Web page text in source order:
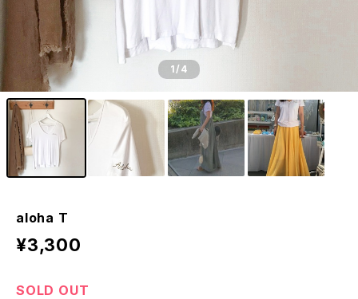
1/4
aloha T
¥3,300
SOLD OUT